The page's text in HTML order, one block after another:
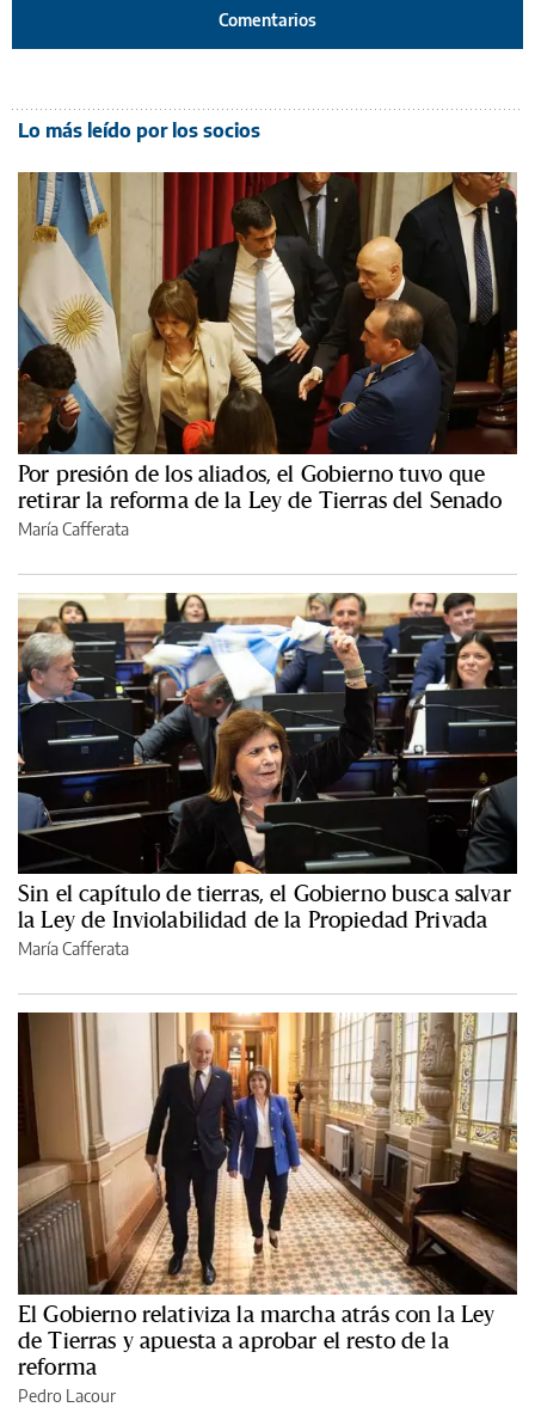
Comentarios
Lo más leído por los socios
Por presión de los aliados, el Gobierno tuvo que
retirar la reforma de la Ley de Tierras del Senado
María Cafferata
Sin el capítulo de tierras, el Gobierno busca salvar
la Ley de Inviolabilidad de la Propiedad Privada
María Cafferata
El Gobierno relativiza la marcha atrás con la Ley
de Tierras y apuesta a aprobar el resto de la
reforma
Pedro Lacour